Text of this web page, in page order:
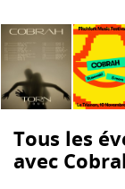
Tous les
avec